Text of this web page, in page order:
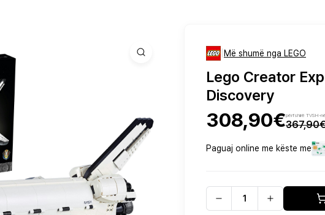
Më shumë nga LEGO
Lego Creator
Discovery
308,90€përfshirë TVSH-në
Paguaj online me këste me